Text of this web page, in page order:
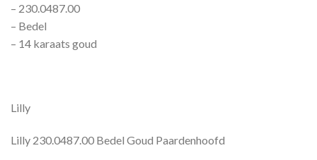
– 230.0487.00
– Bedel
– 14 karaats goud
Lilly
Lilly 230.0487.00 Bedel Goud Paardenhoofd